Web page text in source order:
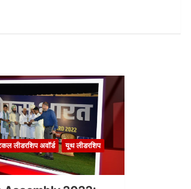
लीडरशिप अवॉर्ड
यूथ लीडरशिप